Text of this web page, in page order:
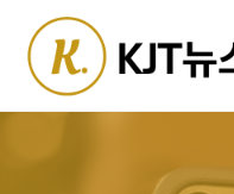
content